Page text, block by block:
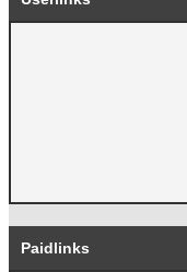
Paidlinks